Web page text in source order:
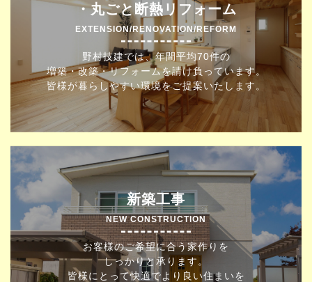
・丸ごと断熱リフォーム
EXTENSION/RENOVATION/REFORM
野村技建では、年間平均70件の
増築・改築・リフォームを請け負っています。
皆様が暮らしやすい環境をご提案いたします。
新築工事
NEW CONSTRUCTION
お客様のご希望に合う家作りを
しっかりと承ります。
皆様にとって快適でより良い住まいを